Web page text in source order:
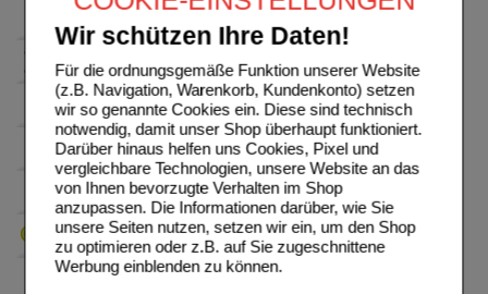
Wir schützen Ihre Daten!
Für die ordnungsgemäße Funktion unserer Website
(z.B. Navigation, Warenkorb, Kundenkonto) setzen
wir so genannte Cookies ein. Diese sind technisch
notwendig, damit unser Shop überhaupt funktioniert.
Darüber hinaus helfen uns Cookies, Pixel und
vergleichbare Technologien, unsere Website an das
von Ihnen bevorzugte Verhalten im Shop
anzupassen. Die Informationen darüber, wie Sie
unsere Seiten nutzen, setzen wir ein, um den Shop
zu optimieren oder z.B. auf Sie zugeschnittene
Werbung einblenden zu können.